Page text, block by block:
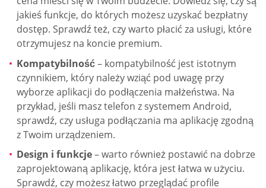
jakieś funkcje, do których możesz uzyskać bezpłatny
dostęp. Sprawdź też, czy warto płacić za usługi, które
otrzymujesz na koncie premium.
Kompatybilność– kompatybilność jest istotnym
czynnikiem, który należy wziąć pod uwagę przy
wyborze aplikacji do podłączenia małżeństwa. Na
przykład, jeśli masz telefon z systemem Android,
sprawdź, czy usługa podłączania ma aplikację zgodną
z Twoim urządzeniem.
Design i funkcje– warto również postawić na dobrze
zaprojektowaną aplikację, która jest łatwa w użyciu.
Sprawdź, czy możesz łatwo przeglądać profile